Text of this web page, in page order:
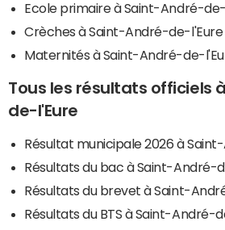
Ecole primaire à Saint-André-
Crèches à Saint-André-de-l'Eure
Maternités à Saint-André-de-
Tous les résultats officiels
de-l'Eure
Résultat municipale 2026 à
Résultats du bac à Saint-André-
Résultats du brevet à Saint-
Résultats du BTS à Saint-André-